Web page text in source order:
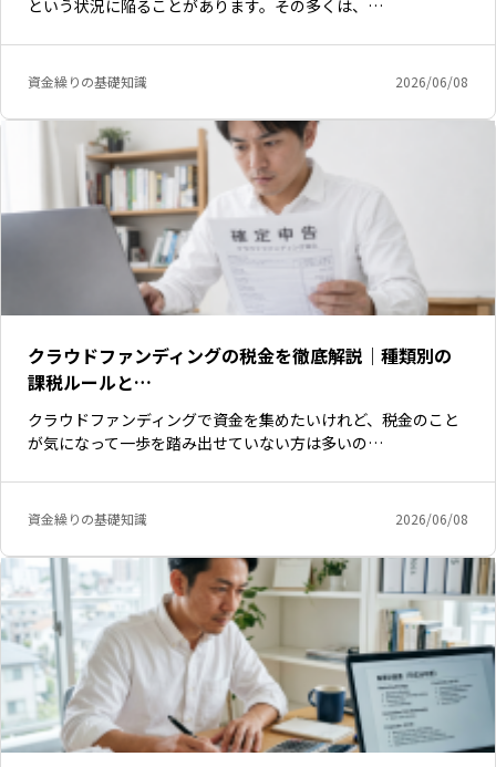
という状況に陥ることがあります。その多くは、…
資金繰りの基礎知識 2026/06/08
クラウドファンディングの税金を徹底解説｜種類別の
課税ルールと…
クラウドファンディングで資金を集めたいけれど、税金のこと
が気になって一歩を踏み出せていない方は多いの…
資金繰りの基礎知識 2026/06/08